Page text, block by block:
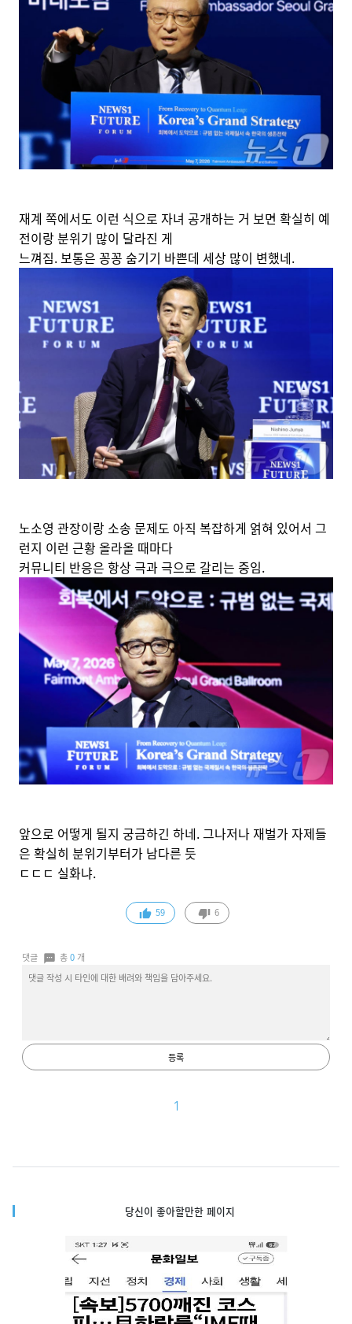
재계 쪽에서도 이런 식으로 자녀 공개하는 거 보면 확실히 예
전이랑 분위기 많이 달라진 게
느껴짐. 보통은 꽁꽁 숨기기 바쁜데 세상 많이 변했네.
노소영 관장이랑 소송 문제도 아직 복잡하게 얽혀 있어서 그
런지 이런 근황 올라올 때마다
커뮤니티 반응은 항상 극과 극으로 갈리는 중임.
앞으로 어떻게 될지 궁금하긴 하네. 그나저나 재벌가 자제들
은 확실히 분위기부터가 남다른 듯
ㄷㄷㄷ 실화냐.
59 6
댓글 총0 개
등록
1
당신이 좋아할만한 페이지